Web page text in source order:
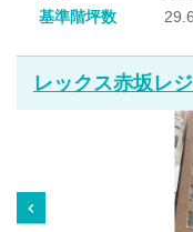
基準階坪数
レックス赤坂レ